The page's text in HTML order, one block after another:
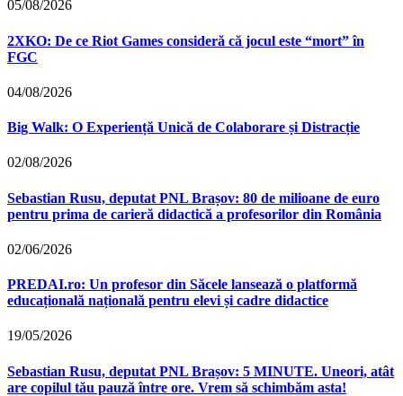
05/08/2026
2XKO: De ce Riot Games consideră că jocul este “mort” în
FGC
04/08/2026
Big Walk: O Experiență Unică de Colaborare și Distracție
02/08/2026
Sebastian Rusu, deputat PNL Brașov: 80 de milioane de euro
pentru prima de carieră didactică a profesorilor din România
02/06/2026
PREDAI.ro: Un profesor din Săcele lansează o platformă
educațională națională pentru elevi și cadre didactice
19/05/2026
Sebastian Rusu, deputat PNL Brașov: 5 MINUTE. Uneori, atât
are copilul tău pauză între ore. Vrem să schimbăm asta!